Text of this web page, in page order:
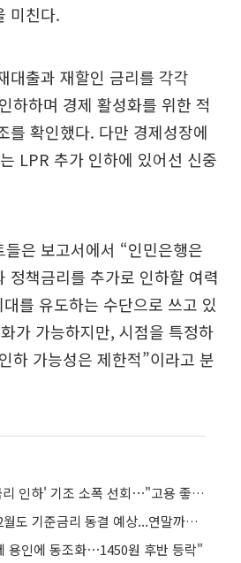
미친다.
대출과 재할인 금리를 각각
하하며 경제 활성화를 위한 적
를 확인했다. 다만 경제성장에
LPR 추가 인하에 있어선 신중
은 보고서에서 “인민은행은
정책금리를 추가로 인하할 여력
를 유도하는 수단으로 쓰고 있
가 가능하지만, 시점을 특정하
하 가능성은 제한적”이라고 분
월러 연준이사 '기준금리 인하' 기조 소폭 선회⋯"고용 좋으면 동결 지지"
전문가 10명 중 9명 "2월도 기준금리 동결 예상...연말까지 변동 없을 것"
용인에 동조화⋯1450원 후반 등락"